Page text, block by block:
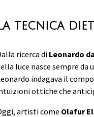
tecnica
ricerca diLeonardo
luce nasce sempre da
indagava il
ottiche che
artisti come Olafur